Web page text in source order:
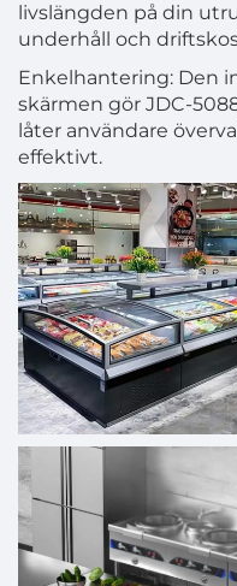
livslängden på din
underhåll och
Enkelhantering: Den
skärmen gör JDC-
låter användare
effektivt.